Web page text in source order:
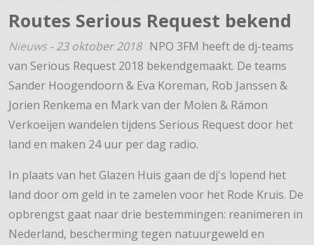
Routes Serious Request bekend
Nieuws -23 oktober 2018 NPO 3FM heeft de dj-teams
van Serious Request 2018 bekendgemaakt. De teams
Sander Hoogendoorn & Eva Koreman, Rob Janssen &
Jorien Renkema en Mark van der Molen & Rámon
Verkoeijen wandelen tijdens Serious Request door het
land en maken 24 uur per dag radio.
In plaats van het Glazen Huis gaan de dj's lopend het
land door om geld in te zamelen voor het Rode Kruis. De
opbrengst gaat naar drie bestemmingen: reanimeren in
Nederland, bescherming tegen natuurgeweld en